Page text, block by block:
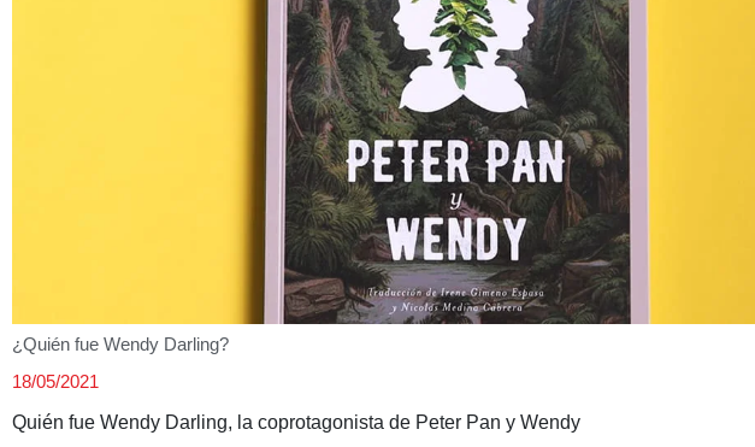
¿Quién fue Wendy Darling?
18/05/2021
Quién fue Wendy Darling, la coprotagonista de Peter Pan y Wendy